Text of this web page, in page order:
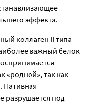
эффекта.
коллаген II типа
важный белок
«родной», так как
Нативная
разрушается под